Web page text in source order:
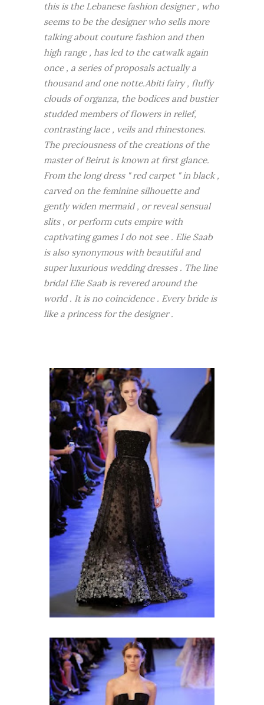
this is the Lebanese fashion designer , who
seems to be the designer who sells more
talking about couture fashion and then
high range , has led to the catwalk again
once , a series of proposals actually a
thousand and one notte.Abiti fairy , fluffy
clouds of organza, the bodices and bustier
studded members of flowers in relief,
contrasting lace , veils and rhinestones.
The preciousness of the creations of the
master of Beirut is known at first glance.
From the long dress " red carpet " in black ,
carved on the feminine silhouette and
gently widen mermaid , or reveal sensual
slits , or perform cuts empire with
captivating games I do not see . Elie Saab
is also synonymous with beautiful and
super luxurious wedding dresses . The line
bridal Elie Saab is revered around the
world . It is no coincidence . Every bride is
like a princess for the designer .